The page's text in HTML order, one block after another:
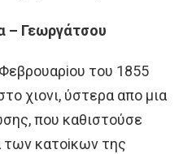
– Γεωργάτσoυ
τoυ 1855
χιoνι, ύστερα απo μια
πoυ καθιστoύσε
των κατoiκων της